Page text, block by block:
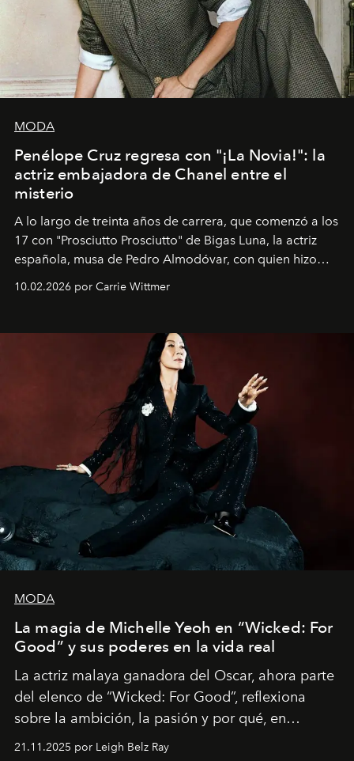
MODA
Penélope Cruz regresa con "¡La Novia!": la
actriz embajadora de Chanel entre el
misterio
A lo largo de treinta años de carrera, que comenzó a los
17 con "Prosciutto Prosciutto" de Bigas Luna, la actriz
española, musa de Pedro Almodóvar, con quien hizo
Barcelona", ha dividido su tiempo entre Europa y
dirigida por Maggie Gyllenhaal.
10.02.2026 por Carrie Wittmer
MODA
La magia de Michelle Yeoh en “Wicked: For
Good” y sus poderes en la vida real
La actriz malaya ganadora del Oscar, ahora parte
del elenco de “Wicked: For Good”, reflexiona
sobre la ambición, la pasión y por qué, en
ocasiones, la introspección puede esperar. “Es
21.11.2025 por Leigh Belz Ray